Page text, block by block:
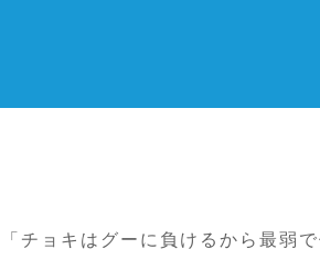
「チョキはグーに負けるから最弱